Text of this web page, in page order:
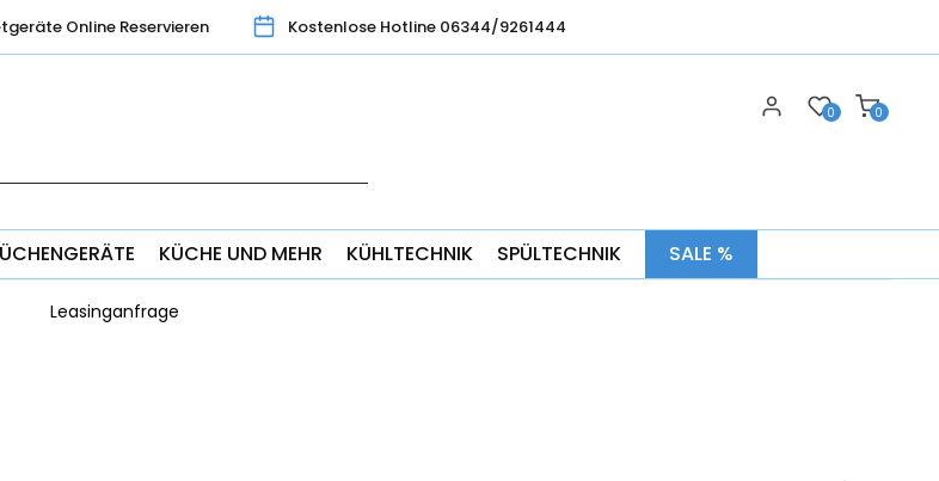
Online Reservieren Kostenlose Hotline 06344/9261444
0
0
KÜCHE UND MEHR KÜHLTECHNIK SPÜLTECHNIK SALE %
Leasinganfrage